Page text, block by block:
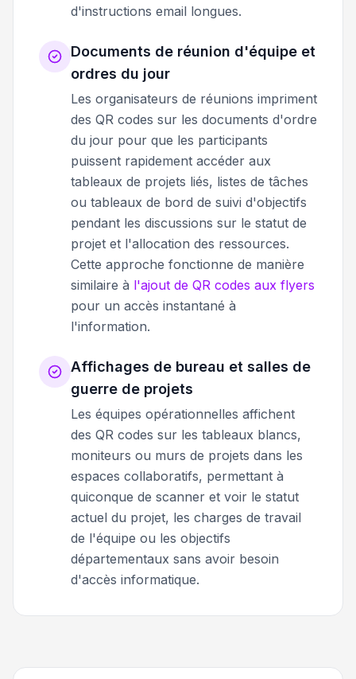
d'instructions email longues.
Documents de réunion d'équipe et
ordres du jour
Les organisateurs de réunions impriment
des QR codes sur les documents d'ordre
du jour pour que les participants
puissent rapidement accéder aux
tableaux de projets liés, listes de tâches
ou tableaux de bord de suivi d'objectifs
pendant les discussions sur le statut de
projet et l'allocation des ressources.
Cette approche fonctionne de manière
similaire à l'ajout de QR codes aux flyers
pour un accès instantané à
l'information.
Affichages de bureau et salles de
guerre de projets
Les équipes opérationnelles affichent
des QR codes sur les tableaux blancs,
moniteurs ou murs de projets dans les
espaces collaboratifs, permettant à
quiconque de scanner et voir le statut
actuel du projet, les charges de travail
de l'équipe ou les objectifs
départementaux sans avoir besoin
d'accès informatique.